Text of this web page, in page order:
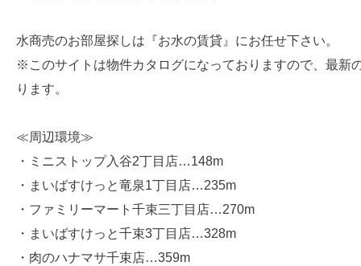
水商売のお部屋探しは『お水の賃貸』にお任せ下さい。
※このサイトは物件カタログになっておりますので、最新
ります。
≪周辺環境≫
・ミニストップ入谷2丁目店…148m
・まいばすけっと竜泉1丁目店…235m
・ファミリーマート千束三丁目店…270m
・まいばすけっと千束3丁目店…328m
・肉のハナマサ千束店…359m